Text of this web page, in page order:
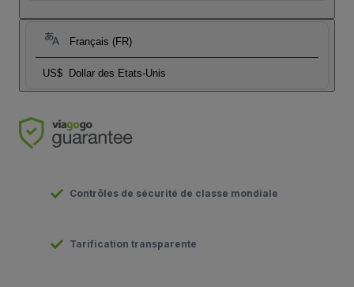
Français (FR)
US$ Dollar des Etats-Unis
Contrôles de sécurité de classe mondiale
Tarification transparente